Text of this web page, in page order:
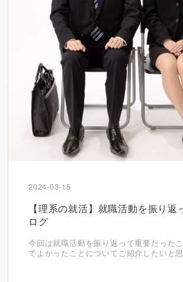
2024-03-15
【理系の就活】就職活動を振り返
ログ
今回は就職活動を振り返って重要だった
でよかったことについてご紹介したいと